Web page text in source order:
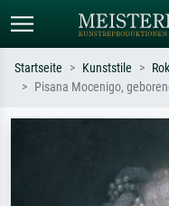
Sternennacht, Impressionismus,
Hokusai, Akt.
Startseite Kunststile
Pisana Mocenigo,